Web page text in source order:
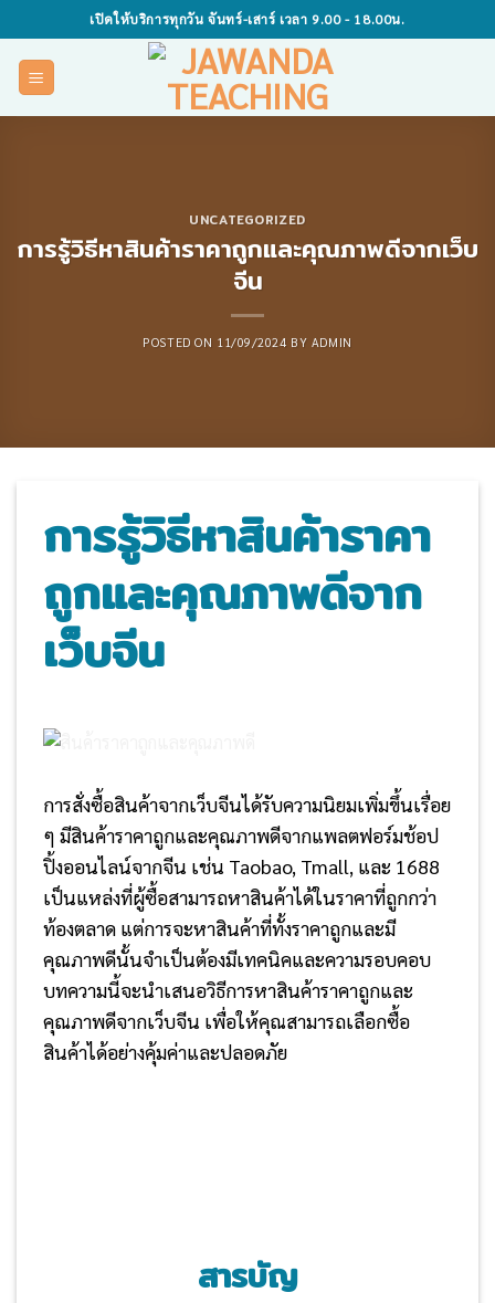
to
content
เปิดให้บริการทุกวัน จันทร์-เสาร์ เวลา 9.00 - 18.00น.
UNCATEGORIZED
การรู้วิธีหาสินค้าราคาถูกและคุณภาพดีจากเว็บ
จีน
POSTED ON 11/09/2024 BY ADMIN
การรู้วิธีหาสินค้าราคา
ถูกและคุณภาพดีจาก
เว็บจีน
การสั่งซื้อสินค้าจากเว็บจีนได้รับความนิยมเพิ่มขึ้นเรื่อย
ๆ มีสินค้าราคาถูกและคุณภาพดีจากแพลตฟอร์มช้อป
ปิ้งออนไลน์จากจีน เช่น Taobao, Tmall, และ 1688
เป็นแหล่งที่ผู้ซื้อสามารถหาสินค้าได้ในราคาที่ถูกกว่า
ท้องตลาด แต่การจะหาสินค้าที่ทั้งราคาถูกและมี
คุณภาพดีนั้นจำเป็นต้องมีเทคนิคและความรอบคอบ
บทความนี้จะนำเสนอวิธีการหาสินค้าราคาถูกและ
คุณภาพดีจากเว็บจีน เพื่อให้คุณสามารถเลือกซื้อ
สินค้าได้อย่างคุ้มค่าและปลอดภัย
สารบัญ